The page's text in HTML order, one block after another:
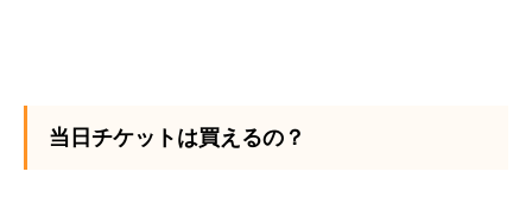
当日チケットは買えるの？